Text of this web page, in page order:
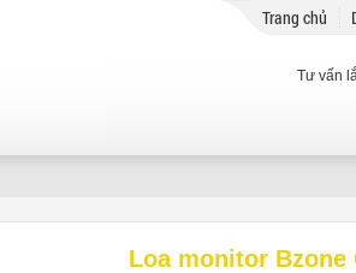
Trang chủ
Tư vấn
Loa monitor Bzone